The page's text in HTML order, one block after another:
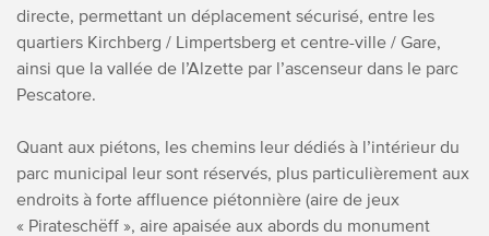
directe, permettant un déplacement sécurisé, entre les
quartiers Kirchberg / Limpertsberg et centre-ville / Gare,
ainsi que la vallée de l’Alzette par l’ascenseur dans le parc
Pescatore.
Quant aux piétons, les chemins leur dédiés à l’intérieur du
parc municipal leur sont réservés, plus particulièrement aux
endroits à forte affluence piétonnière (aire de jeux
« Pirateschëff », aire apaisée aux abords du monument